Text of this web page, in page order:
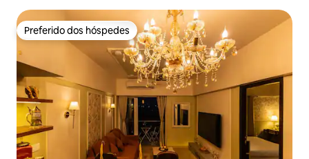
Preferido dos hóspedes
Preferido dos hóspedes